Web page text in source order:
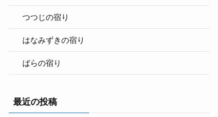
つつじの宿り
はなみずきの宿り
ばらの宿り
最近の投稿